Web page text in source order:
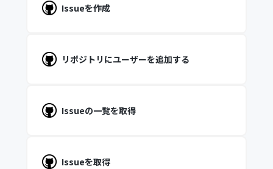
Issueを作成
リポジトリにユーザーを追加する
Issueの一覧を取得
Issueを取得